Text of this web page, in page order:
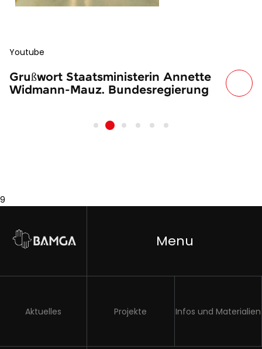
Youtube
Grußwort Staatsministerin Annette
Widmann-Mauz. Bundesregierung
9
Menu
Aktuelles Projekte Infos und Materialien